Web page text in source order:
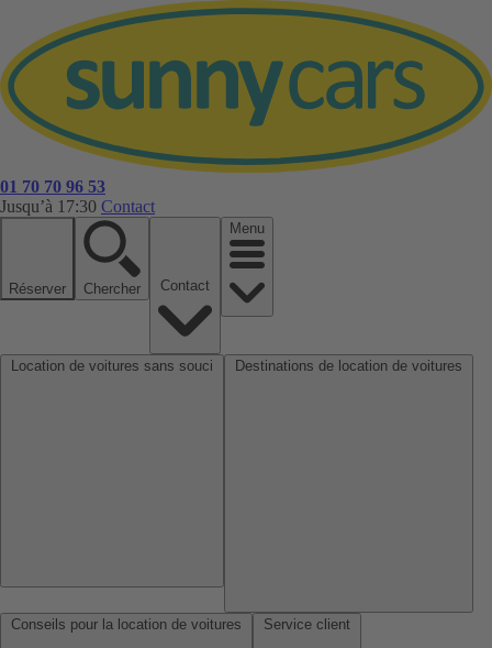
01 70 70 96 53
Jusqu’à 17:30 Contact
Réserver Chercher
Menu